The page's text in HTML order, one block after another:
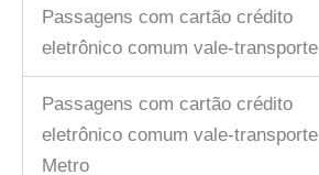
Passagens com cartão crédito
eletrônico comum vale-transporte
Passagens com cartão crédito
eletrônico comum vale-transporte
Metro